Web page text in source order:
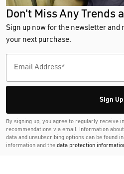
Don't Miss Any Trends
Sign up now for the newsletter and
your next purchase.
Sign Up
By signing up, you agree to regularly receive
recommendations via email. Information
data and unsubscribing options can be found
information and the data protection